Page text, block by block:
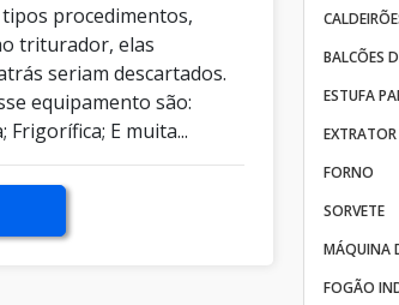
procedimentos,
triturador, elas
seriam descartados.
equipamento são:
E muita...
BALCÕES
ESTUFA
FORNO
SORVETE
MÁQUINA
FOGÃO